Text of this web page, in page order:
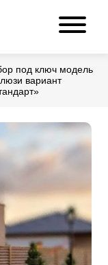
под ключ модель
вариант